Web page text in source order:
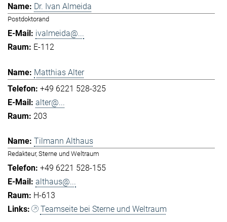
Dr. Ivan Almeida
Postdoktorand
ivalmeida@...
E-112
Matthias Alter
+49 6221 528-325
alter@...
203
Tilmann Althaus
Redakteur, Sterne und Weltraum
+49 6221 528-155
althaus@...
H-613
Teamseite bei Sterne und Weltraum